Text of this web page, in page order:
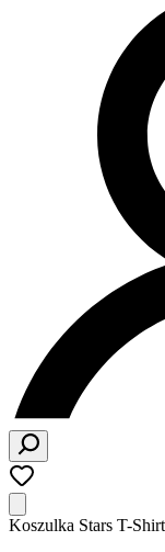
Koszulka Stars T-Shirt